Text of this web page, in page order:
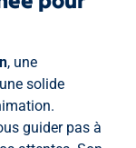
, une
solide
guider pas à